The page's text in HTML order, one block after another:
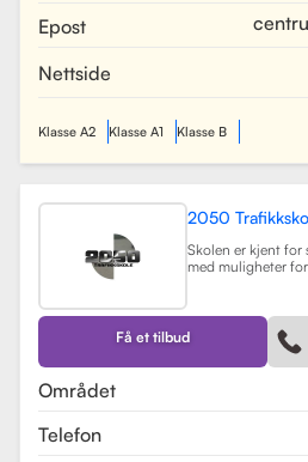
elevene best
Gjennom en
gjøre prosessen
både enkel og
Epost
Nettside
Klasse A2 Klasse A1 Klasse B
2050
Skolen er kjent for
med muligheter
engasjert team,
Trafikkskole som
med å bli trygge
Få et tilbud
Området
Telefon